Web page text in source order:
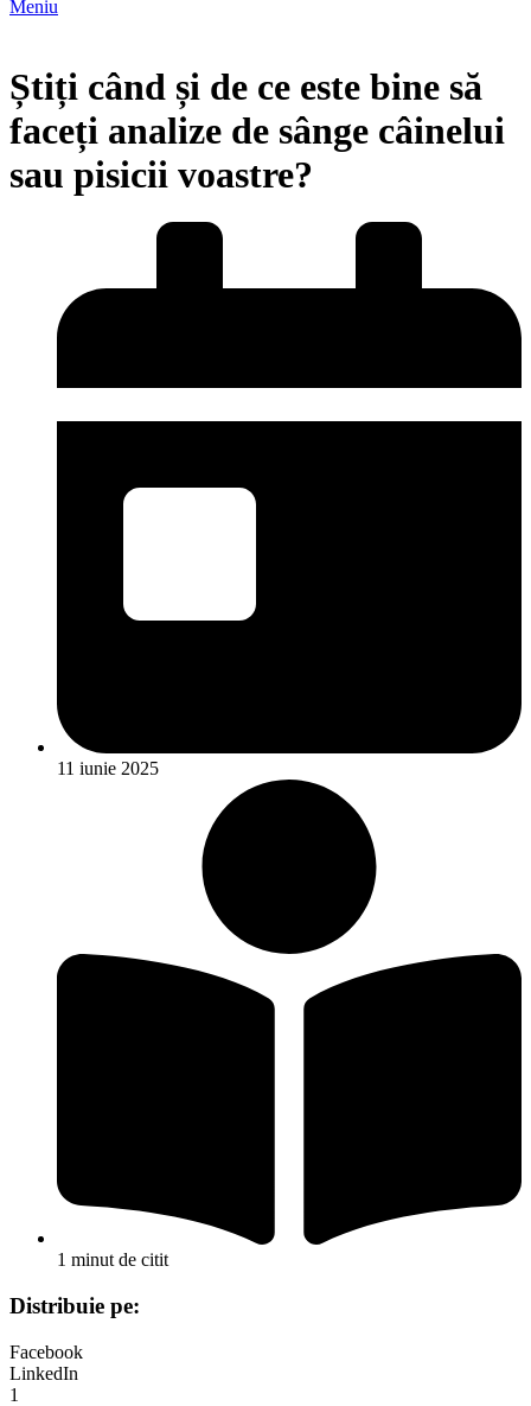
Meniu
Știți când și de ce este bine să
faceți analize de sânge câinelui
sau pisicii voastre?
11 iunie 2025
1 minut de citit
Distribuie pe:
Facebook
LinkedIn
1